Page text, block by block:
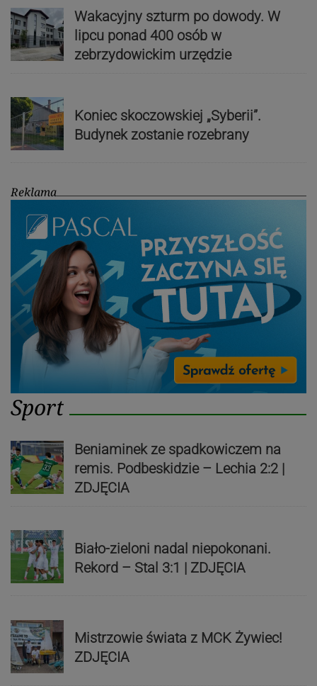
Wakacyjny szturm po dowody. W
lipcu ponad 400 osób w
zebrzydowickim urzędzie
Koniec skoczowskiej „Syberii”.
Budynek zostanie rozebrany
Reklama
Sport
Beniaminek ze spadkowiczem na
remis. Podbeskidzie – Lechia 2:2 |
ZDJĘCIA
Biało-zieloni nadal niepokonani.
Rekord – Stal 3:1 | ZDJĘCIA
Mistrzowie świata z MCK Żywiec!
ZDJĘCIA